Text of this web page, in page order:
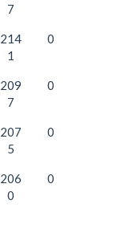
7
214
1
0
209
7
0
207
5
0
206
0
0